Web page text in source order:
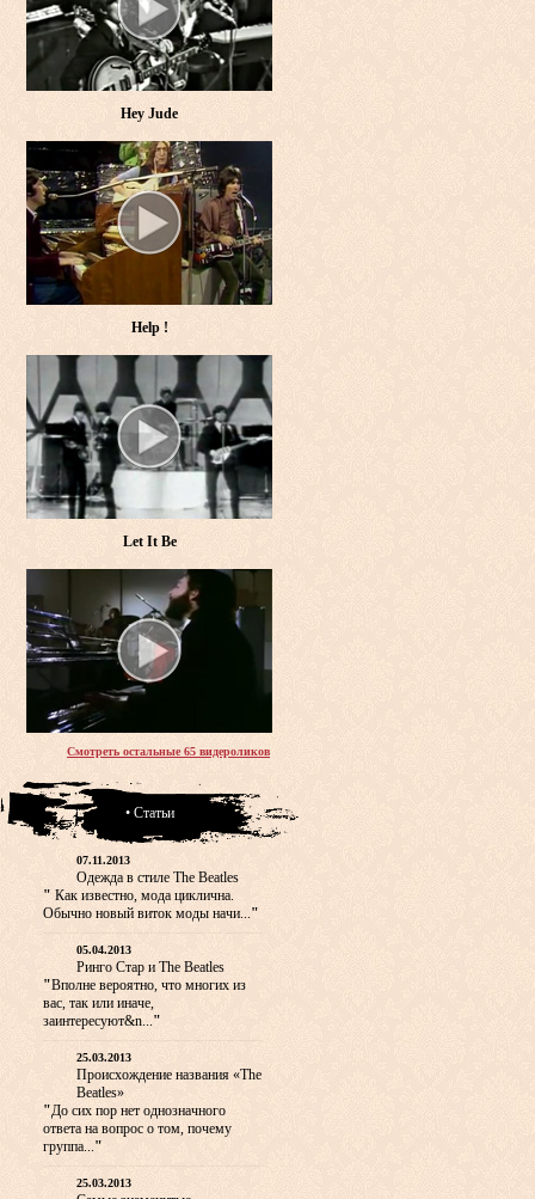
Hey Jude
Help !
Let It Be
Смотреть остальные 65 видероликов
• Статьи
07.11.2013
Одежда в стиле The Beatles
" Как известно, мода циклична.
Обычно новый виток моды начи..."
05.04.2013
Ринго Стар и The Beatles
"Вполне вероятно, что многих из
вас, так или иначе,
заинтересуют&n..."
25.03.2013
Происхождение названия «The
Beatles»
"До сих пор нет однозначного
ответа на вопрос о том, почему
группа..."
25.03.2013